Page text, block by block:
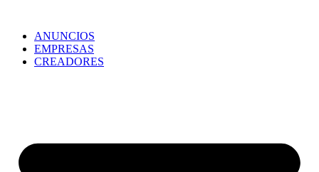
ANUNCIOS
EMPRESAS
CREADORES